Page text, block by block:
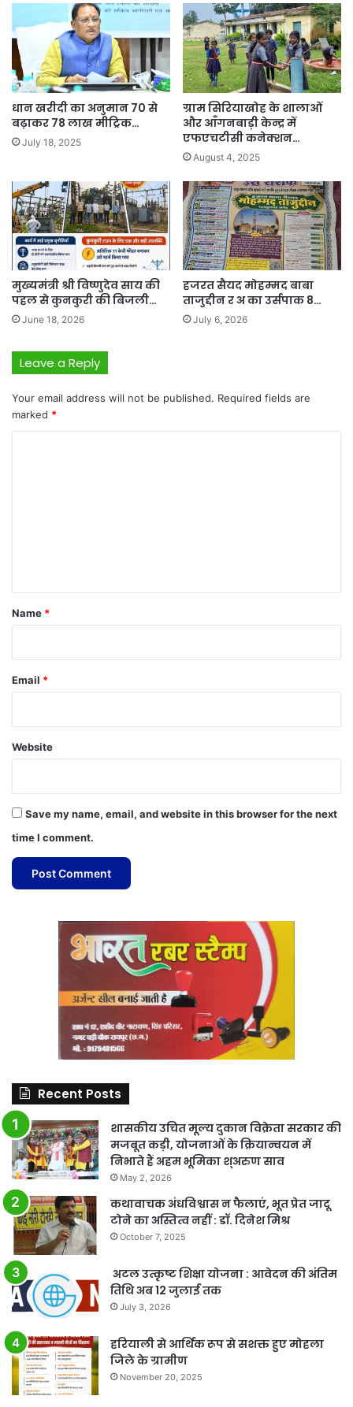
धान खरीदी का अनुमान 70 से
बढ़ाकर 78 लाख मीट्रिक…
July 18, 2025
ग्राम सिरियाखोह के शालाओं
और आँगनबाड़ी केन्द्र में
एफएचटीसी कनेक्शन…
August 4, 2025
मुख्यमंत्री श्री विष्णुदेव साय की
पहल से कुनकुरी की बिजली…
June 18, 2026
हजरत सैयद मोहम्मद बाबा
ताजुद्दीन र अ का उर्सपाक 8…
July 6, 2026
Leave a Reply
Your email address will not be published. Required fields are
marked *
*
Name *
Email *
Website
Save my name, email, and website in this browser for the next
time I comment.
Recent Posts
शासकीय उचित मूल्य दुकान विक्रेता सरकार की
मजबूत कड़ी, योजनाओं के क्रियान्वयन में
निभाते हैं अहम भूमिका श्अरुण साव
May 2, 2026
कथावाचक अंधविश्वास न फैलाएं, भूत प्रेत जादू
टोने का अस्तित्व नहीं : डॉ. दिनेश मिश्र
October 7, 2025
अटल उत्कृष्ट शिक्षा योजना : आवेदन की अंतिम
तिथि अब 12 जुलाई तक
July 3, 2026
हरियाली से आर्थिक रूप से सशक्त हुए मोहला
जिले के ग्रामीण
November 20, 2025